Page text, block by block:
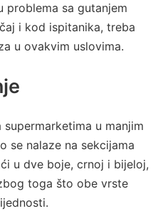
problema sa gutanjem
i kod ispitanika, treba
u ovakvim uslovima.
u manjim
se nalaze na sekcijama
u dve boje, crnoj i bijeloj,
toga što obe vrste